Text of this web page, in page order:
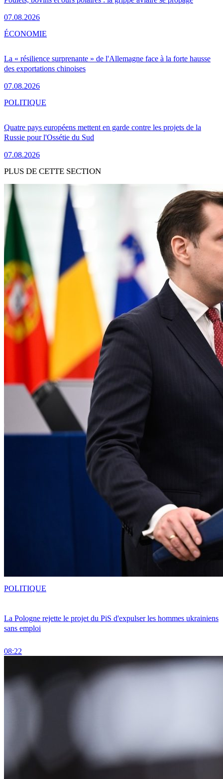
07.08.2026
La « résilience surprenante » de l'Allemagne face à la forte hausse
des exportations chinoises
07.08.2026
ÉCONOMIE
Quatre pays européens mettent en garde contre les projets de la
Russie pour l'Ossétie du Sud
07.08.2026
POLITIQUE
PLUS DE CETTE SECTION
La Pologne rejette le projet du PiS d'expulser les hommes ukrainiens
sans emploi
08:22
POLITIQUE